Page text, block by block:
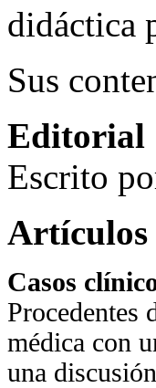
didáctica
Sus
Editorial
Escrito
Artículos
Casos
Procedentes
médica con
una